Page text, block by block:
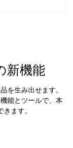
新機能
を生み出せます。
能とツールで、本
ます。